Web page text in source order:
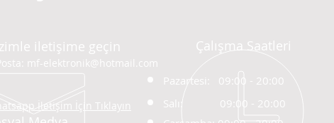
iletişime geçin
mf-elektronik@hotmail.com
İletişim İçin Tıklayın
Pazartesi: 09:00 - 20 :00
Salı:
09:00 - 20:00
Çalışma Saatleri